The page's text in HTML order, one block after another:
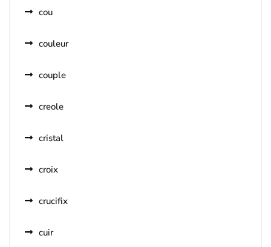
cou
couleur
couple
creole
cristal
croix
crucifix
cuir